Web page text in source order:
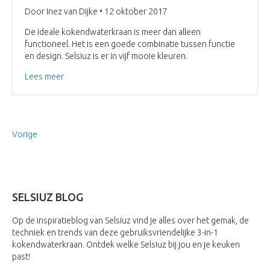
Door Inez van Dijke • 12 oktober 2017
De ideale kokendwaterkraan is meer dan alleen
functioneel. Het is een goede combinatie tussen functie
en design. Selsiuz is er in vijf mooie kleuren.
Lees meer
Vorige
SELSIUZ BLOG
Op de inspiratieblog van Selsiuz vind je alles over het gemak, de
techniek en trends van deze gebruiksvriendelijke 3-in-1
kokendwaterkraan. Ontdek welke Selsiuz bij jou en je keuken
past!